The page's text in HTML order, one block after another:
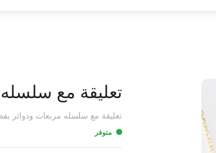
تعليقة مع سلسله
تعليقة مع سلسله مربعات ودوائر
متوفر